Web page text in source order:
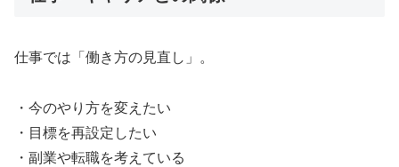
仕事では「働き方の見直し」。
・今のやり方を変えたい
・目標を再設定したい
・副業や転職を考えている